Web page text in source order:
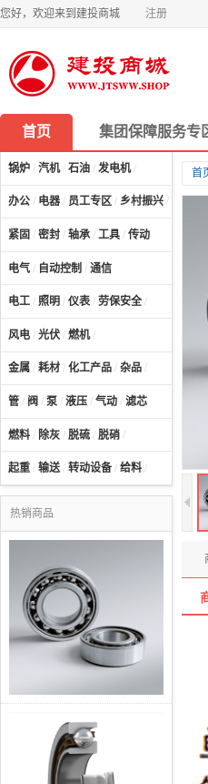
您好，欢迎来到建投商城 注册
首页 集团保障服务专
锅炉 / 汽机/ 石油 / 发电机/
办公 / 电器 / 员工专区 / 乡村振兴 /
紧固 / 密封 / 轴承 / 工具 / 传动
电气 / 自动控制 / 通信
电工 / 照明 / 仪表 / 劳保安全 /
风电 / 光伏 / 燃机/
金属 / 耗材 / 化工产品 / 杂品 /
管 / 阀 / 泵 / 液压 / 气动 / 滤芯
燃料 / 除灰 / 脱硫 / 脱硝 /
起重 / 输送/ 转动设备 / 给料 /
热销商品
首